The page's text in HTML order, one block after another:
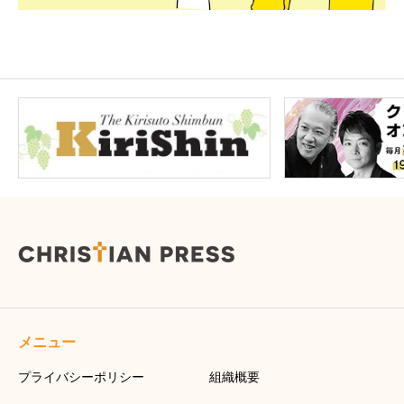
メニュー
プライバシーポリシー 組織概要